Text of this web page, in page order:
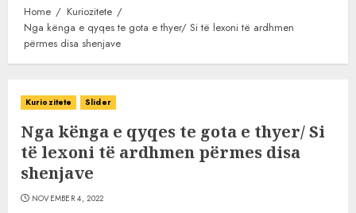
Home
Kuriozitete
Nga kënga e qyqes te gota e thyer/ Si të lexoni të ardhmen
përmes disa shenjave
Kuriozitete Slider
Nga kënga e qyqes te gota e thyer/ Si
të lexoni të ardhmen përmes disa
shenjave
NOVEMBER 4, 2022